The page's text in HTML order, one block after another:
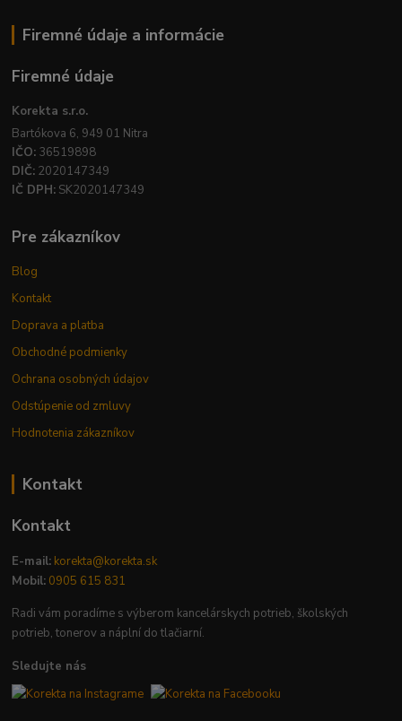
Firemné údaje a informácie
Firemné údaje
Korekta s.r.o.
Bartókova 6, 949 01 Nitra
IČO: 36519898
DIČ: 2020147349
IČ DPH: SK2020147349
Pre zákazníkov
Blog
Kontakt
Doprava a platba
Obchodné podmienky
Ochrana osobných údajov
Odstúpenie od zmluvy
Hodnotenia zákazníkov
Kontakt
Kontakt
E-mail: korekta@korekta.sk
Mobil: 0905 615 831
Radi vám poradíme s výberom kancelárskych potrieb, školských
potrieb, tonerov a náplní do tlačiarní.
Sledujte nás